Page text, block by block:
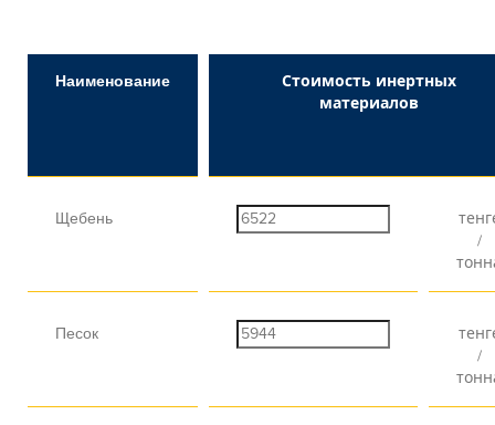
Наименование
Стоимость инертных
материалов
Щебень
/
Песок
/